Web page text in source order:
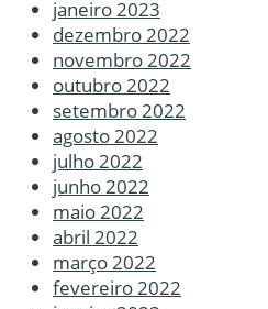
janeiro 2023
dezembro 2022
novembro 2022
outubro 2022
setembro 2022
agosto 2022
julho 2022
junho 2022
maio 2022
abril 2022
março 2022
fevereiro 2022